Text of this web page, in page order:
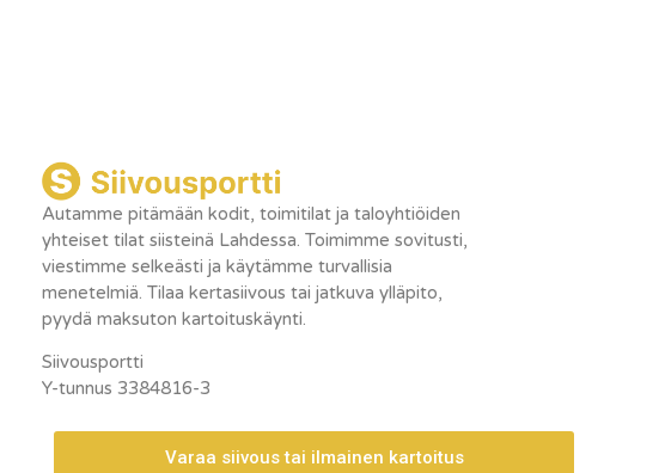
Autamme pitämään kodit, toimitilat ja taloyhtiöiden
yhteiset tilat siisteinä Lahdessa. Toimimme sovitusti,
viestimme selkeästi ja käytämme turvallisia
menetelmiä. Tilaa kertasiivous tai jatkuva ylläpito,
pyydä maksuton kartoituskäynti.
Siivousportti
Y-tunnus 3384816-3
Varaa siivous tai ilmainen kartoitus